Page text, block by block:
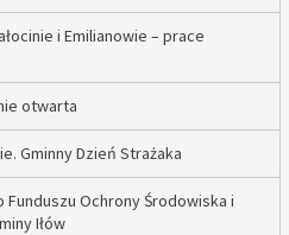
i Emilianowie – prace
otwarta
Gminny Dzień Strażaka
Ochrony Środowiska i
Iłów